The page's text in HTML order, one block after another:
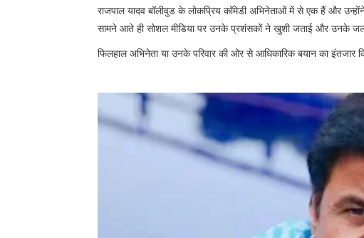
राजपाल यादव बॉलीवुड के लोकप्रिय कॉमेडी अभिनेताओं में से एक हैं और
सामने आते ही सोशल मीडिया पर उनके प्रशंसकों ने खुशी जताई और उनके जल्द
फिलहाल अभिनेता या उनके परिवार की ओर से आधिकारिक बयान का इंतजार